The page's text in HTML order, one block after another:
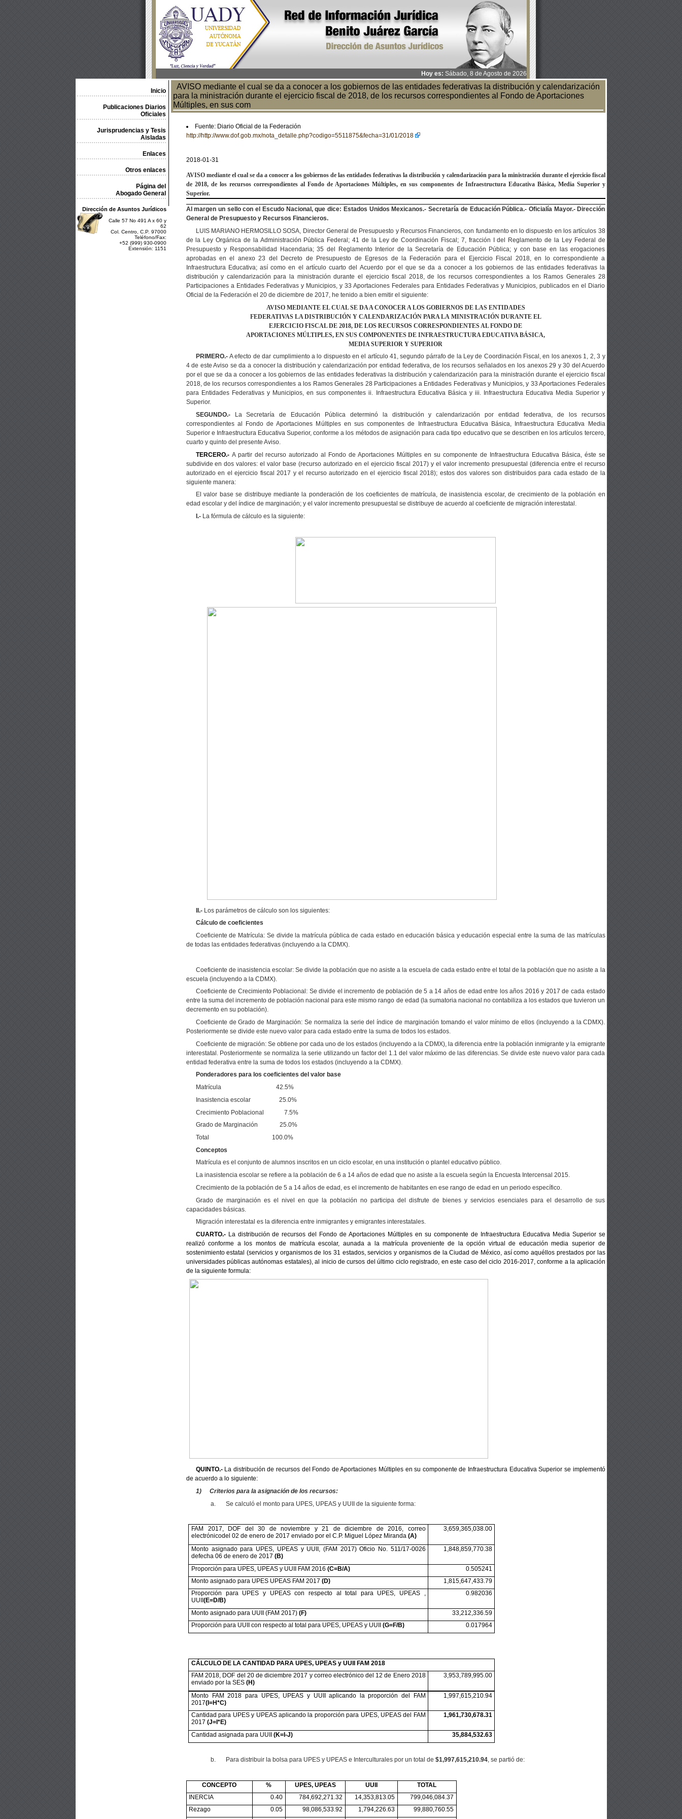
Hoy es: Sábado, 8 de Agosto de 2026
Inicio
Publicaciones Diarios
Oficiales
Jurisprudencias y Tesis
Aisladas
Enlaces
Otros enlaces
Página del
Abogado General
Dirección de Asuntos Jurídicos
Calle 57 No 491 A x 60 y
62
Col. Centro, C.P. 97000
Teléfono/Fax:
+52 (999) 930-0900
Extensión: 1151
AVISO mediante el cual se da a conocer a los gobiernos de las entidades federativas la distribución y calendarización
para la ministración durante el ejercicio fiscal de 2018, de los recursos correspondientes al Fondo de Aportaciones
Múltiples, en sus com
Fuente: Diario Oficial de la Federación
http://http://www.dof.gob.mx/nota_detalle.php?codigo=5511875&fecha=31/01/2018
2018-01-31
AVISO mediante el cual se da a conocer a los gobiernos de las entidades federativas la distribución y calendarización para la ministración durante el ejercicio fiscal
de 2018, de los recursos correspondientes al Fondo de Aportaciones Múltiples, en sus componentes de Infraestructura Educativa Básica, Media Superior y
Superior.
Al margen un sello con el Escudo Nacional, que dice: Estados Unidos Mexicanos.- Secretaría de Educación Pública.- Oficialía Mayor.- Dirección
General de Presupuesto y Recursos Financieros.
LUIS MARIANO HERMOSILLO SOSA, Director General de Presupuesto y Recursos Financieros, con fundamento en lo dispuesto en los artículos 38
de la Ley Orgánica de la Administración Pública Federal; 41 de la Ley de Coordinación Fiscal; 7, fracción I del Reglamento de la Ley Federal de
Presupuesto y Responsabilidad Hacendaria; 35 del Reglamento Interior de la Secretaría de Educación Pública; y con base en las erogaciones
aprobadas en el anexo 23 del Decreto de Presupuesto de Egresos de la Federación para el Ejercicio Fiscal 2018, en lo correspondiente a
Infraestructura Educativa; así como en el artículo cuarto del Acuerdo por el que se da a conocer a los gobiernos de las entidades federativas la
distribución y calendarización para la ministración durante el ejercicio fiscal 2018, de los recursos correspondientes a los Ramos Generales 28
Participaciones a Entidades Federativas y Municipios, y 33 Aportaciones Federales para Entidades Federativas y Municipios, publicados en el Diario
Oficial de la Federación el 20 de diciembre de 2017, he tenido a bien emitir el siguiente:
AVISO MEDIANTE EL CUAL SE DA A CONOCER A LOS GOBIERNOS DE LAS ENTIDADES
FEDERATIVAS LA DISTRIBUCIÓN Y CALENDARIZACIÓN PARA LA MINISTRACIÓN DURANTE EL
EJERCICIO FISCAL DE 2018, DE LOS RECURSOS CORRESPONDIENTES AL FONDO DE
APORTACIONES MÚLTIPLES, EN SUS COMPONENTES DE INFRAESTRUCTURA EDUCATIVA BÁSICA,
MEDIA SUPERIOR Y SUPERIOR
PRIMERO.-A efecto de dar cumplimiento a lo dispuesto en el artículo 41, segundo párrafo de la Ley de Coordinación Fiscal, en los anexos 1, 2, 3 y
4 de este Aviso se da a conocer la distribución y calendarización por entidad federativa, de los recursos señalados en los anexos 29 y 30 del Acuerdo
por el que se da a conocer a los gobiernos de las entidades federativas la distribución y calendarización para la ministración durante el ejercicio fiscal
2018, de los recursos correspondientes a los Ramos Generales 28 Participaciones a Entidades Federativas y Municipios, y 33 Aportaciones Federales
para Entidades Federativas y Municipios, en sus componentes ii. Infraestructura Educativa Básica y iii. Infraestructura Educativa Media Superior y
Superior.
SEGUNDO.-
La Secretaría de Educación Pública determinó la distribución y calendarización por entidad federativa, de los recursos
correspondientes al Fondo de Aportaciones Múltiples en sus componentes de Infraestructura Educativa Básica, Infraestructura Educativa Media
Superior e Infraestructura Educativa Superior, conforme a los métodos de asignación para cada tipo educativo que se describen en los artículos tercero,
cuarto y quinto del presente Aviso.
TERCERO.- A partir del recurso autorizado al Fondo de Aportaciones Múltiples en su componente de Infraestructura Educativa Básica, éste se
subdivide en dos valores: el valor base (recurso autorizado en el ejercicio fiscal 2017) y el valor incremento presupuestal (diferencia entre el recurso
autorizado en el ejercicio fiscal 2017 y el recurso autorizado en el ejercicio fiscal 2018); estos dos valores son distribuidos para cada estado de la
siguiente manera:
El valor base se distribuye mediante la ponderación de los coeficientes de matrícula, de inasistencia escolar, de crecimiento de la población en
edad escolar y del índice de marginación; y el valor incremento presupuestal se distribuye de acuerdo al coeficiente de migración interestatal.
I.-La fórmula de cálculo es la siguiente:
II.- Los parámetros de cálculo son los siguientes:
Cálculo de coeficientes
Coeficiente de Matrícula: Se divide la matrícula pública de cada estado en educación básica y educación especial entre la suma de las matrículas
de todas las entidades federativas (incluyendo a la CDMX).
Coeficiente de inasistencia escolar: Se divide la población que no asiste a la escuela de cada estado entre el total de la población que no asiste a la
escuela (incluyendo a la CDMX).
Coeficiente de Crecimiento Poblacional: Se divide el incremento de población de 5 a 14 años de edad entre los años 2016 y 2017 de cada estado
entre la suma del incremento de población nacional para este mismo rango de edad (la sumatoria nacional no contabiliza a los estados que tuvieron un
decremento en su población).
Coeficiente de Grado de Marginación: Se normaliza la serie del índice de marginación tomando el valor mínimo de ellos (incluyendo a la CDMX).
Posteriormente se divide este nuevo valor para cada estado entre la suma de todos los estados.
Coeficiente de migración: Se obtiene por cada uno de los estados (incluyendo a la CDMX), la diferencia entre la población inmigrante y la emigrante
interestatal. Posteriormente se normaliza la serie utilizando un factor del 1.1 del valor máximo de las diferencias. Se divide este nuevo valor para cada
entidad federativa entre la suma de todos los estados (incluyendo a la CDMX).
Ponderadores para los coeficientes del valor base
Matrícula
42.5%
Inasistencia escolar
25.0%
Crecimiento Poblacional
7.5%
Grado de Marginación
25.0%
Total
100.0%
Conceptos
Matrícula es el conjunto de alumnos inscritos en un ciclo escolar, en una institución o plantel educativo público.
La inasistencia escolar se refiere a la población de 6 a 14 años de edad que no asiste a la escuela según la Encuesta Intercensal 2015.
Crecimiento de la población de 5 a 14 años de edad, es el incremento de habitantes en ese rango de edad en un periodo específico.
Grado de marginación es el nivel en que la población no participa del disfrute de bienes y servicios esenciales para el desarrollo de sus
capacidades básicas.
Migración interestatal es la diferencia entre inmigrantes y emigrantes interestatales.
CUARTO.- La distribución de recursos del Fondo de Aportaciones Múltiples en su componente de
Infraestructura Educativa Media Superior se
realizó conforme a los montos de matrícula escolar, aunada a la matrícula proveniente de la opción virtual de educación media superior de
sostenimiento estatal (servicios y organismos de los 31 estados, servicios y organismos de la Ciudad de México, así como aquéllos prestados por las
universidades públicas autónomas estatales), al inicio de cursos del último ciclo registrado, en este caso del ciclo 2016-2017, conforme a la aplicación
de la siguiente formula:
QUINTO.-La distribución de recursos del Fondo de Aportaciones Múltiples en su componente de Infraestructura Educativa Superior se implementó
de acuerdo a lo siguiente:
1)
Criterios para la asignación de los recursos:
a.
Se calculó el monto para UPES, UPEAS y UUII de la siguiente forma:
FAM 2017, DOF del 30 de noviembre y 21 de diciembre de 2016, correo
electrónicodel 02 de enero de 2017 enviado por el C.P. Miguel López Miranda(A)
3,659,365,038.00
Monto asignado para UPES, UPEAS y UUII, (FAM 2017) Oficio No. 511/17-0026
defecha 06 de enero de 2017(B)
1,848,859,770.38
Proporción para UPES, UPEAS y UUII FAM 2016(C=B/A)
0.505241
Monto asignado para UPES UPEAS FAM 2017(D)
1,815,647,433.79
Proporción para UPES y UPEAS con respecto al total para UPES, UPEAS ,
UUII(E=D/B)
0.982036
Monto asignado para UUII (FAM 2017)(F)
33,212,336.59
Proporción para UUII con respecto al total para UPES, UPEAS y UUII(G=F/B) 0.017964
CÁLCULO DE LA CANTIDAD PARA UPES, UPEAS y UUII FAM 2018
FAM 2018, DOF del 20 de diciembre 2017 y correo electrónico del 12 de Enero 2018
enviado por la SES(H)
3,953,789,995.00
Monto FAM 2018 para UPES, UPEAS y UUII aplicando la proporción del FAM
2017(I=H*C)
1,997,615,210.94
Cantidad para UPES y UPEAS aplicando la proporción para UPES, UPEAS del FAM
2017(J=I*E)
1,961,730,678.31
Cantidad asignada para UUII(K=I-J) 35,884,532.63
b. Para distribuir la bolsa para UPES y UPEAS e Interculturales por un total de $1,997,615,210.94, se partió de:
CONCEPTO % UPES, UPEAS UUII
TOTAL
INERCIA
0.40 784,692,271.32 14,353,813.05
799,046,084.37
Rezago
0.05 98,086,533.92 1,794,226.63
99,880,760.55